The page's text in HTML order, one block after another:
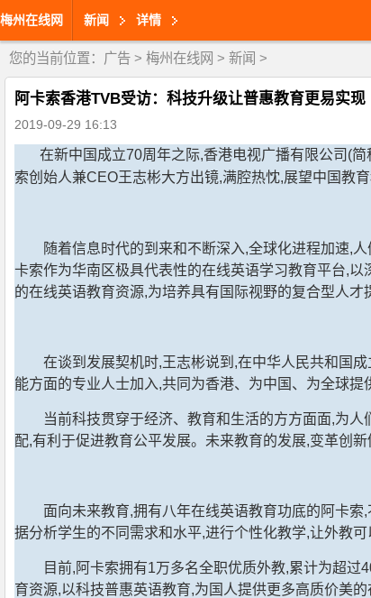
梅州在线网 新闻 详情
您的当前位置： 广告 > 梅州在线网 > 新闻 >
阿卡索香港TVB受访：科技升级让普惠教育更易实现
2019-09-29 16:13
在新中国成立70周年之际,香港电视广播有限公司(
索创始人兼CEO王志彬大方出镜,满腔热忱,展望中国教育
随着信息时代的到来和不断深入,全球化进程加速,
卡索作为华南区极具代表性的在线英语学习教育平台,
的在线英语教育资源,为培养具有国际视野的复合型人才
在谈到发展契机时,王志彬说到,在中华人民共和国
能方面的专业人士加入,共同为香港、为中国、为全球
当前科技贯穿于经济、教育和生活的方方面面,为
配,有利于促进教育公平发展。未来教育的发展,变革创新
面向未来教育,拥有八年在线英语教育功底的阿卡
据分析学生的不同需求和水平,进行个性化教学,让外教
目前,阿卡索拥有1万多名全职优质外教,累计为超
育资源,以科技普惠英语教育,为国人提供更多高质价美